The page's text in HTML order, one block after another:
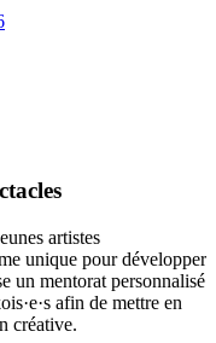
artistes
unique pour développer
un mentorat personnalisé
afin de mettre en
créative.